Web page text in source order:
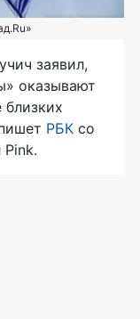
заявил,
оказывают
близких
РБК со